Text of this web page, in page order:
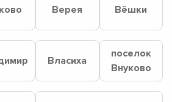
Верея Вёшки
Власиха
поселок
Внуково